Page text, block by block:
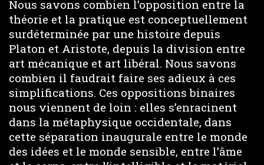
Nous savons combien l’opposition entre la
théorie et la pratique est conceptuellement
surdéterminée par une histoire depuis
Platon et Aristote, depuis la division entre
art mécanique et art libéral. Nous savons
combien il faudrait faire ses adieux à ces
simplifications. Ces oppositions binaires
nous viennent de loin : elles s’enracinent
dans la métaphysique occidentale, dans
cette séparation inaugurale entre le monde
des idées et le monde sensible, entre l’âme